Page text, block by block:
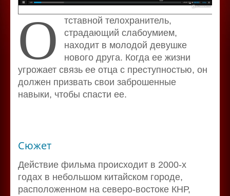
О тставной телохранитель,
страдающий слабоумием,
находит в молодой девушке
нового друга. Когда ее жизни
угрожает связь ее отца с преступностью, он
должен призвать свои заброшенные
навыки, чтобы спасти ее.
Сюжет
Действие фильма происходит в 2000-х
годах в небольшом китайском городе,
расположенном на северо-востоке КНР,